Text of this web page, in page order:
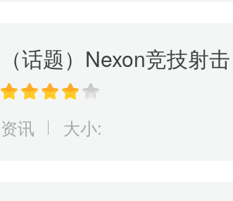
（话题）Nexon竞技射击
游戏《幕后高手》5月19
日开启抢先体验
资讯 大小: